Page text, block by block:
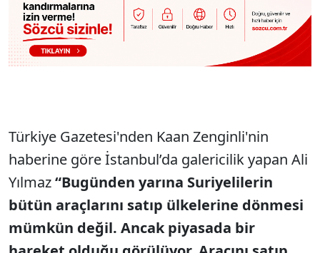
Türkiye Gazetesi'nden Kaan Zenginli'nin
haberine göre İstanbul’da galericilik yapan Ali
Yılmaz“Bugünden yarına Suriyelilerin
bütün araçlarını satıp ülkelerine dönmesi
mümkün değil. Ancak piyasada bir